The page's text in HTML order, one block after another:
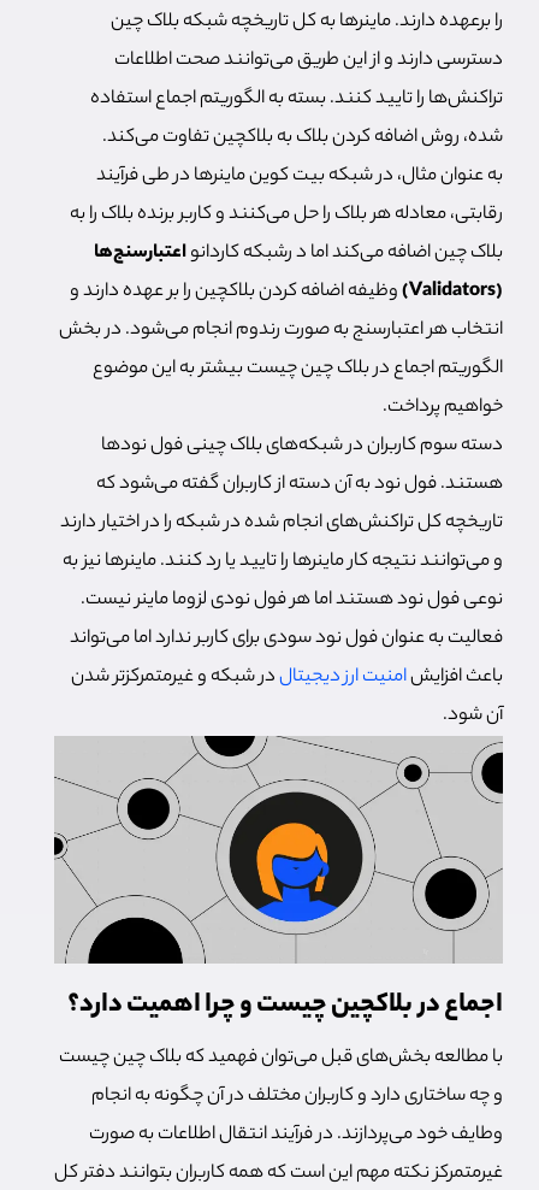
را برعهده دارند. ماینرها به کل تاریخچه شبکه بلاک چین
دسترسی دارند و از این طریق می‌توانند صحت اطلاعات
تراکنش‌ها را تایید کنند. بسته به الگوریتم اجماع استفاده
شده، روش اضافه کردن بلاک به بلاکچین تفاوت می‌کند.
به عنوان مثال، در شبکه بیت کوین ماینرها در طی فرآیند
رقابتی، معادله هر بلاک را حل می‌کنند و کاربر برنده بلاک را به
بلاک چین اضافه می‌کند اما د رشبکه کاردانواعتبارسنج‌ها
(Validators)
وظیفه اضافه کردن بلاکچین را بر عهده دارند و
انتخاب هر اعتبارسنج به صورت رندوم انجام می‌شود. در بخش
الگوریتم اجماع در بلاک چین چیست بیشتر به این موضوع
خواهیم پرداخت.
دسته سوم کاربران در شبکه‌های بلاک چینی فول نودها
هستند. فول نود به آن دسته از کاربران گفته می‌شود که
تاریخچه کل تراکنش‌های انجام شده در شبکه را در اختیار دارند
و می‌توانند نتیجه کار ماینرها را تایید یا رد کنند. ماینرها نیز به
نوعی فول نود هستند اما هر فول نودی لزوما ماینر نیست.
فعالیت به عنوان فول نود سودی برای کاربر ندارد اما می‌تواند
باعث افزایشامنیت ارز دیجیتالدر شبکه و غیرمتمرکزتر شدن
آن شود.
اجماع در بلاکچین چیست و چرا اهمیت دارد؟
با مطالعه بخش‌های قبل می‌توان فهمید که بلاک چین چیست
و چه ساختاری دارد و کاربران مختلف در آن چگونه به انجام
وطایف خود می‌پردازند. در فرآیند انتقال اطلاعات به صورت
غیرمتمرکز نکته مهم این است که همه کاربران بتوانند دفتر کل